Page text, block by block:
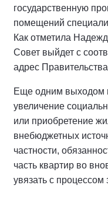
государственную
помещений
Как отметила
Совет выйдет с
адрес
Еще одним выходом
увеличение
или приобретение
внебюджетных
частности,
часть квартир во
увязать с процессом